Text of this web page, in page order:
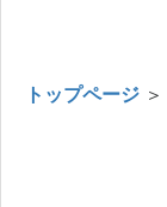
トップページ ＞